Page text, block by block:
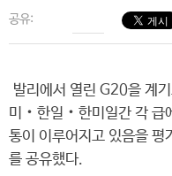
공유:
발리에서 열린 G20을 계
미‧한일‧한미일간 각 급
통이 이루어지고 있음을 평
를 공유했다.